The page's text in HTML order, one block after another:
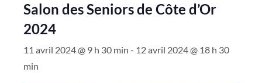
Salon des Seniors de Côte d’Or
2024
11 avril 2024 @ 9 h 30 min - 12 avril 2024 @ 18 h 30
min